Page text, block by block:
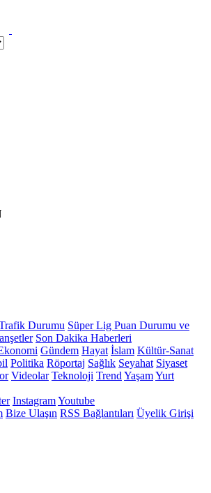
Durumu Süper Lig Puan Durumu ve
Son Dakika Haberleri
Gündem Hayat İslam Kültür-Sanat
Politika Röportaj Sağlık Seyahat Siyaset
Videolar Teknoloji Trend YaşamYurt
InstagramYoutube
Bize Ulaşın RSS Bağlantıları Üyelik Girişi